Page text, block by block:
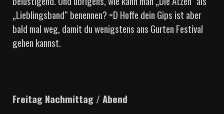
„Lieblingsband“ benennen? =D Hoffe dein Gips ist aber
bald mal weg, damit du wenigstens ans Gurten Festival
gehen kannst.
Freitag Nachmittag / Abend